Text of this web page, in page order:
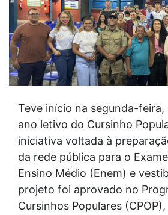
Teve início na segunda-feira,
ano letivo do Cursinho
iniciativa voltada à
da rede pública para o
Ensino Médio (Enem) e
projeto foi aprovado no
Cursinhos Populares